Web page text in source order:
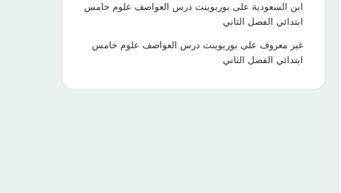
ابن السعودية على بوربوينت درس العواصف علوم خامس
ابتدائي الفصل الثاني
غير معروف على بوربوينت درس العواصف علوم خامس
ابتدائي الفصل الثاني